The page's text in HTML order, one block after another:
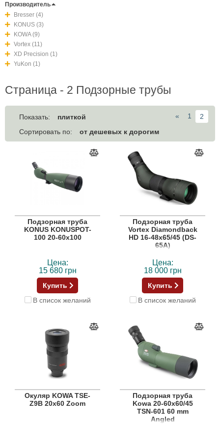
Производитель
Bresser (4)
KONUS (3)
KOWA (9)
Vortex (11)
XD Precision (1)
YuKon (1)
Страница - 2 Подзорные трубы
« 1 2
Показать:
плиткой
Сортировать по:
от дешевых к дорогим
Подзорная труба
KONUS KONUSPOT-
100 20-60x100
Цена:
15 680 грн
Купить
В список желаний
Подзорная труба
Vortex Diamondback
HD 16-48x65/45 (DS-
65A)
Цена:
18 000 грн
Купить
В список желаний
Окуляр KOWA TSE-
Z9B 20x60 Zoom
Подзорная труба
Kowa 20-60x60/45
TSN-601 60 mm
Angled